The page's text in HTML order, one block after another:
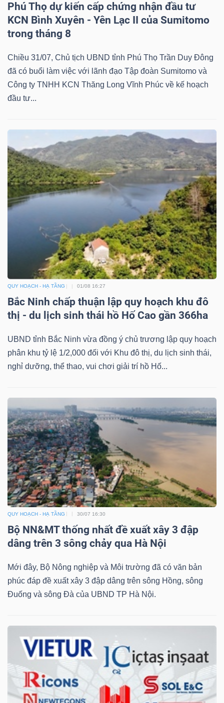
Phú Thọ dự kiến cấp chứng nhận đầu tư
KCN Bình Xuyên - Yên Lạc II của Sumitomo
trong tháng 8
Chiều 31/07, Chủ tịch UBND tỉnh Phú Thọ Trần Duy Đông
đã có buổi làm việc với lãnh đạo Tập đoàn Sumitomo và
Công ty TNHH KCN Thăng Long Vĩnh Phúc về kế hoạch
đầu tư...
QUY HOẠCH - HẠ TẦNG 01/08 16:27
Bắc Ninh chấp thuận lập quy hoạch khu đô
thị - du lịch sinh thái hồ Hố Cao gần 366ha
UBND tỉnh Bắc Ninh vừa đồng ý chủ trương lập quy hoạch
phân khu tỷ lệ 1/2,000 đối với Khu đô thị, du lịch sinh thái,
nghỉ dưỡng, thể thao, vui chơi giải trí hồ Hố...
QUY HOẠCH - HẠ TẦNG 30/07 16:30
Bộ NN&MT thống nhất đề xuất xây 3 đập
dâng trên 3 sông chảy qua Hà Nội
Mới đây, Bộ Nông nghiệp và Môi trường đã có văn bản
phúc đáp đề xuất xây 3 đập dâng trên sông Hồng, sông
Đuống và sông Đà của UBND TP Hà Nội.
Thuật
Dịch
vụ
(-)
tạo
Công
đầu
tư
Truyền
thông
tài
chính
Dữ
liệu
chính